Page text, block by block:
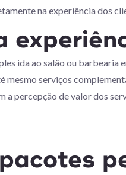
na experiência dos
ida ao salão ou barbearia
mesmo serviços
a percepção de valor dos